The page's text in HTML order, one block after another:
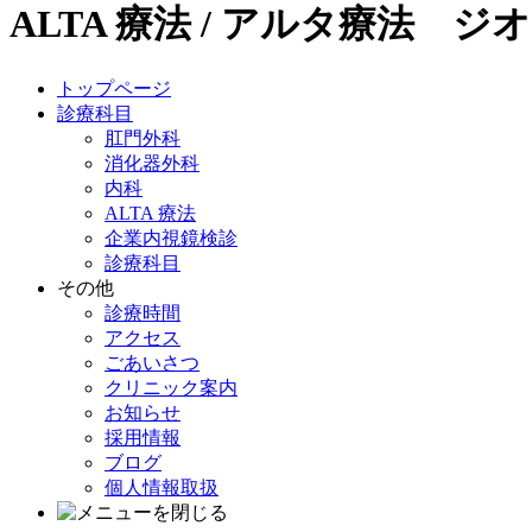
ALTA 療法 / アルタ療法 ジ
トップページ
診療科目
肛門外科
消化器外科
内科
ALTA 療法
企業内視鏡検診
診療科目
その他
診療時間
アクセス
ごあいさつ
クリニック案内
お知らせ
採用情報
ブログ
個人情報取扱